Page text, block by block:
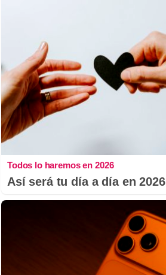
Todos lo haremos en 2026
Así será tu día a día en 2026